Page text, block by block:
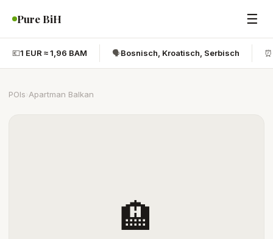
Pure BiH ☰
💶1 EUR ≈ 1,96 BAM 🗣️Bosnisch, Kroatisch, Serbisch ⏰
POIs Apartman Balkan
🏨